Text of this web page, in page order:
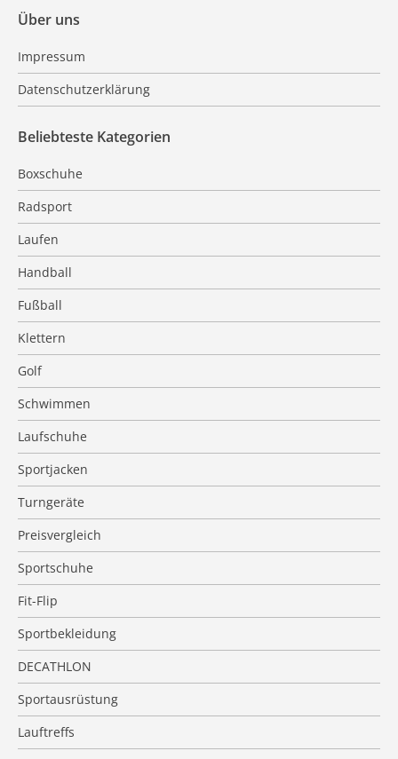
Über uns
Impressum
Datenschutzerklärung
Beliebteste Kategorien
Boxschuhe
Radsport
Laufen
Handball
Fußball
Klettern
Golf
Schwimmen
Laufschuhe
Sportjacken
Turngeräte
Preisvergleich
Sportschuhe
Fit-Flip
Sportbekleidung
DECATHLON
Sportausrüstung
Lauftreffs